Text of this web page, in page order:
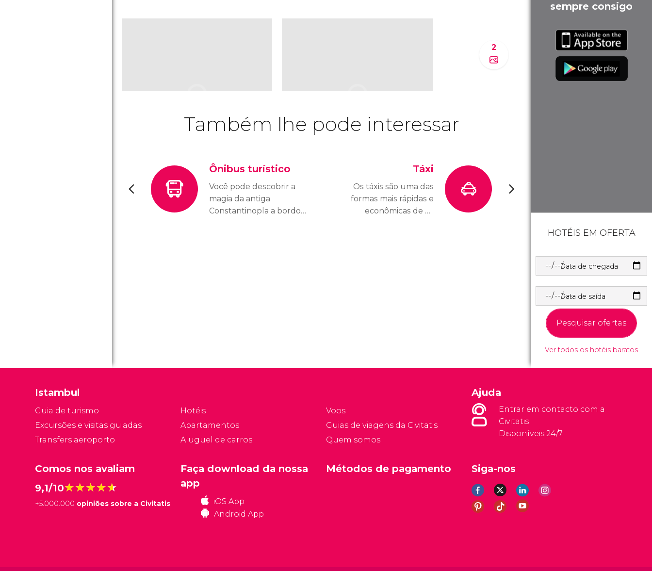
2
Também lhe pode interessar
Ônibus turístico
Você pode descobrir a
magia da antiga
Constantinopla a bordo
Táxi
Os táxis são uma das
formas mais rápidas e
econômicas de se
sempre consigo
HOTÉIS EM OFERTA
Data de chegada
Data de saída
Pesquisar ofertas
Ver todos os hotéis baratos
Istambul
Guia de turismo
Excursões e visitas guiadas
Transfers aeroporto
Hotéis
Apartamentos
Aluguel de carros
Voos
Guias de viagens da Civitatis
Quem somos
Ajuda
Entrar em contacto com a
Civitatis
Disponíveis 24/7
Comos nos avaliam
9,1/10★★★★★
★★★★★
+5.000.000 opiniões sobre a Civitatis
Siga-nos
Faça download da nossa
app
iOS App
Android App
Métodos de pagamento